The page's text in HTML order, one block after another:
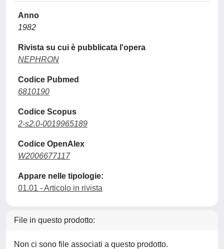
Anno
1982
Rivista su cui è pubblicata l'opera
NEPHRON
Codice Pubmed
6810190
Codice Scopus
2-s2.0-0019965189
Codice OpenAlex
W2006677117
Appare nelle tipologie:
01.01 - Articolo in rivista
File in questo prodotto:
Non ci sono file associati a questo prodotto.